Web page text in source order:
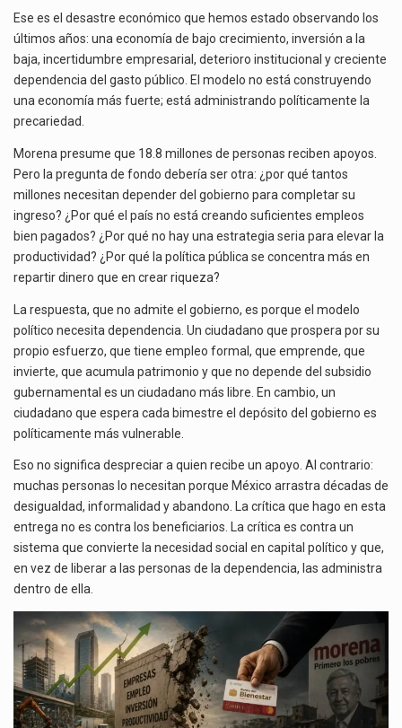
Ese es el desastre económico que hemos estado observando los
últimos años: una economía de bajo crecimiento, inversión a la
baja, incertidumbre empresarial, deterioro institucional y creciente
dependencia del gasto público. El modelo no está construyendo
una economía más fuerte; está administrando políticamente la
precariedad.
Morena presume que 18.8 millones de personas reciben apoyos.
Pero la pregunta de fondo debería ser otra: ¿por qué tantos
millones necesitan depender del gobierno para completar su
ingreso? ¿Por qué el país no está creando suficientes empleos
bien pagados? ¿Por qué no hay una estrategia seria para elevar la
productividad? ¿Por qué la política pública se concentra más en
repartir dinero que en crear riqueza?
La respuesta, que no admite el gobierno, es porque el modelo
político necesita dependencia. Un ciudadano que prospera por su
propio esfuerzo, que tiene empleo formal, que emprende, que
invierte, que acumula patrimonio y que no depende del subsidio
gubernamental es un ciudadano más libre. En cambio, un
ciudadano que espera cada bimestre el depósito del gobierno es
políticamente más vulnerable.
Eso no significa despreciar a quien recibe un apoyo. Al contrario:
muchas personas lo necesitan porque México arrastra décadas de
desigualdad, informalidad y abandono. La crítica que hago en esta
entrega no es contra los beneficiarios. La crítica es contra un
sistema que convierte la necesidad social en capital político y que,
en vez de liberar a las personas de la dependencia, las administra
dentro de ella.